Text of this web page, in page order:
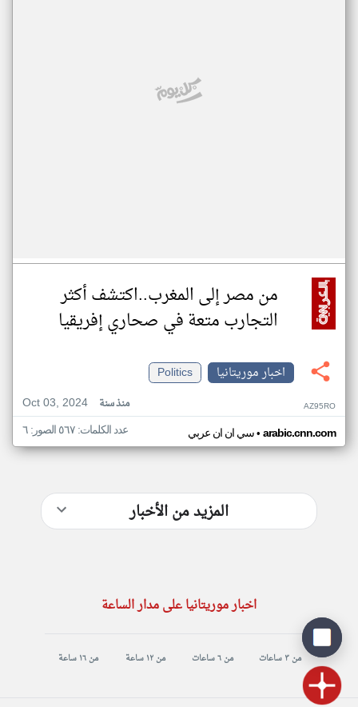
من مصر إلى المغرب..اكتشف أكثر
التجارب متعة في صحاري إفريقيا
اخبار موريتانيا
Politics
Oct 03, 2024
منذ سنة AZ95RO
سي ان ان عربي• arabic.cnn.com عدد الكلمات: ٥٦٧ الصور: ٦
المزيد من الأخبار
اخبار موريتانيا على مدار الساعة
من ٣ ساعات من ٦ ساعات من ١٢ ساعة من ١٦ ساعة